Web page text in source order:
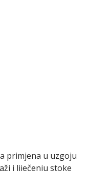
primjena u uzgoju
i liječenju stoke